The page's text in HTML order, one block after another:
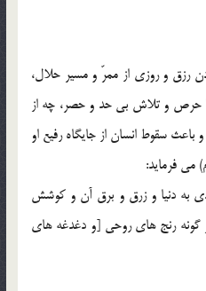
رزق و روزی از ممرّ و مسیر حلال،
حرص و تلاش بی حد و حصر، چه از
سقوط انسان از جایگاه رفیع او
می فرماید:
(28) علاقه مندی به دنیا و زرق و برق آن و کوشش
گونه رنج های روحی [و دغدغه های